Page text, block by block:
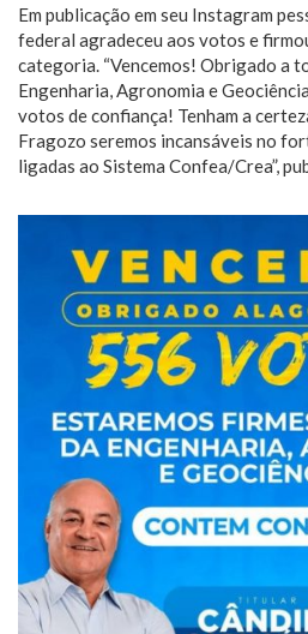
Em publicação em seu Instagram
federal agradeceu aos votos e
categoria. “Vencemos! Obrigado a
Engenharia, Agronomia e
votos de confiança! Tenham a
Fragozo seremos incansáveis no
ligadas ao Sistema Confea/Crea”,